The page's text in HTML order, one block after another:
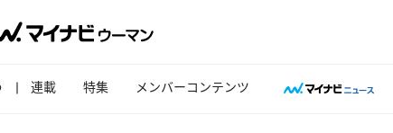
連載 特集 メンバーコンテンツ